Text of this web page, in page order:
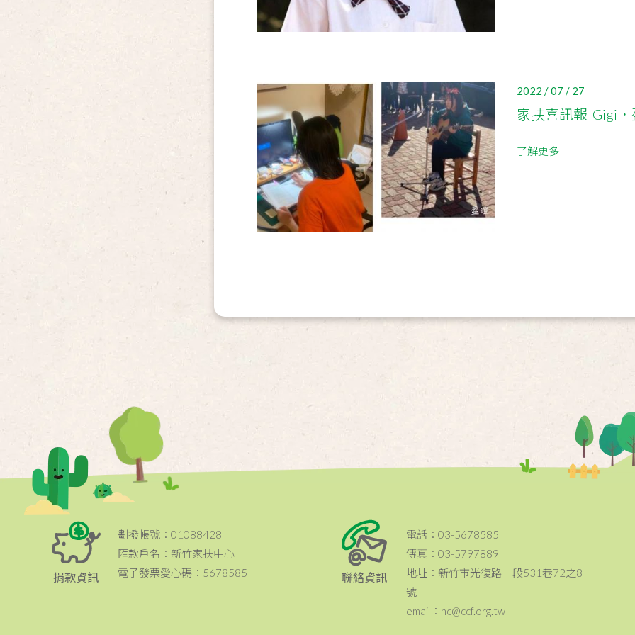
2022 / 07 / 27
家扶喜訊報-Gigi．
了解更多
捐款資訊
劃撥帳號：01088428
匯款戶名：新竹家扶中心
電子發票愛心碼：5678585
聯絡資訊
電話：03-5678585
傳真：03-5797889
地址：新竹市光復路一段531巷72之8
號
email：hc@ccf.org.tw